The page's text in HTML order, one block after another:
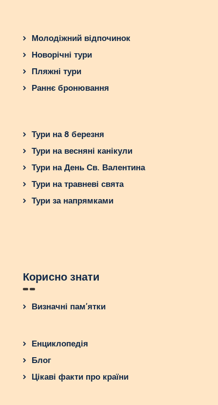
Молодіжний відпочинок
Новорічні тури
Пляжні тури
Раннє бронювання
Тури на 8 березня
Тури на весняні канікули
Тури на День Св. Валентина
Тури на травневі свята
Тури за напрямками
Корисно знати
Визначні пам’ятки
Енциклопедія
Блог
Цікаві факти про країни